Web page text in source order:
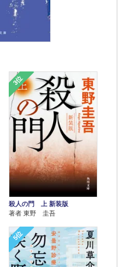
3位
殺人の門 上 新装版
著者 東野 圭吾
5位